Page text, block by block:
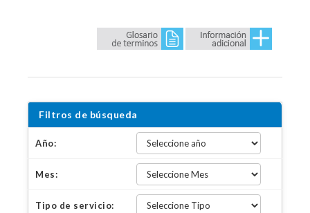
Filtros de búsqueda
Año:
Mes:
Tipo de servicio: